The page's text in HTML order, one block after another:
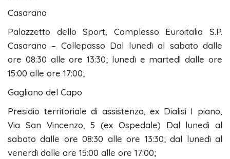
Casarano
Palazzetto dello Sport, Complesso Euroitalia S.P.
Casarano – Collepasso Dal lunedì al sabato dalle
ore 08:30 alle ore 13:30; lunedì e martedì dalle ore
15:00 alle ore 17:00;
Gagliano del Capo
Presidio territoriale di assistenza, ex Dialisi I piano,
Via San Vincenzo, 5 (ex Ospedale) Dal lunedì al
sabato dalle ore 08:30 alle ore 13:30; dal lunedì al
venerdì dalle ore 15:00 alle ore 17:00;